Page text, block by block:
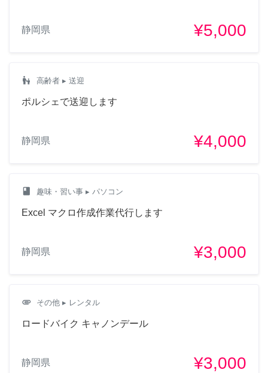
静岡県 ¥5,000
escalator_warning 高齢者 ▸ 送迎
ポルシェで送迎します
静岡県 ¥4,000
class 趣味・習い事 ▸ パソコン
Excel マクロ作成作業代行します
静岡県 ¥3,000
attachment その他 ▸ レンタル
ロードバイク キャノンデール
静岡県 ¥3,000